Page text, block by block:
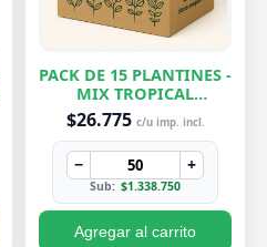
PACK DE 15 PLANTINES -
MIX TROPICAL
EXCLUSIVOS
$26.775 c/u imp. incl.
− +
Sub: $1.338.750
Agregar al carrito